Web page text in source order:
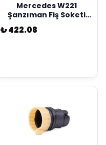
Mercedes W221
Şanzıman Fiş Soketi
Kostal Marka
A2035400253
₺ 422.08